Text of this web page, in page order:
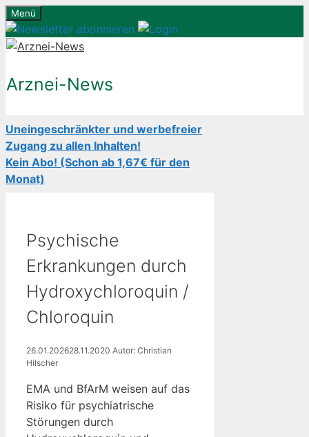
Zum
Inhalt
springen
Menü
Arznei-News
Uneingeschränkter und werbefreier
Zugang zu allen Inhalten!
Kein Abo! (Schon ab 1,67€ für den
Monat)
Psychische
Erkrankungen durch
Hydroxychloroquin /
Chloroquin
26.01.202628.11.2020 Autor: Christian
Hilscher
EMA und BfArM weisen auf das
Risiko für psychiatrische
Störungen durch